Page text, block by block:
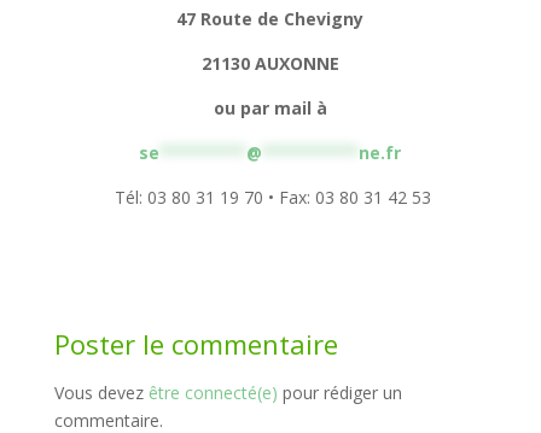
47 Route de Chevigny
21130 AUXONNE
ou par mail à
se
@
ne.fr
Tél: 03 80 31 19 70 • Fax: 03 80 31 42 53
Poster le commentaire
Vous devez être connecté(e) pour rédiger un
commentaire.